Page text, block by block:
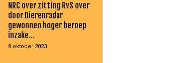
NRC over zitting RvS over
door Dierenradar
gewonnen hoger beroep
inzake...
8 oktober 2023